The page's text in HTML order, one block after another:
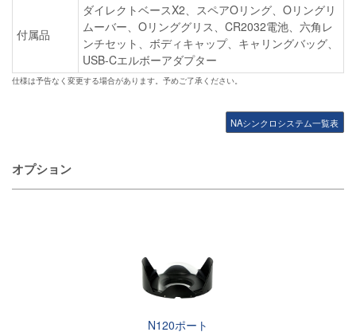
付属品
ダイレクトベースX2、スペアOリング、Oリングリ
ムーバー、Oリンググリス、CR2032電池、六角レ
ンチセット、ボディキャップ、キャリングバッグ、
USB-Cエルボーアダプター
仕様は予告なく変更する場合があります。予めご了承ください。
NAシンクロシステム一覧表
オプション
N120ポート